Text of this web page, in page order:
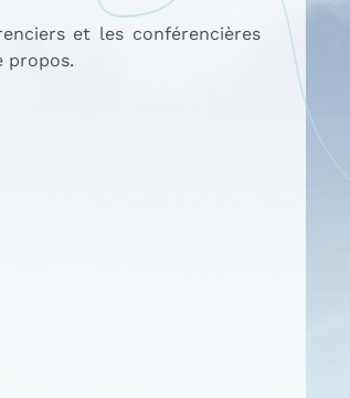
et les conférencières
propos.